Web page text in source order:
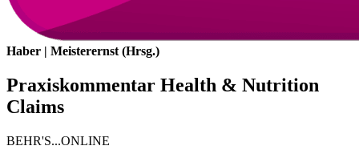
Haber | Meisterernst (Hrsg.)
Praxiskommentar Health & Nutrition
Claims
BEHR'S...ONLINE